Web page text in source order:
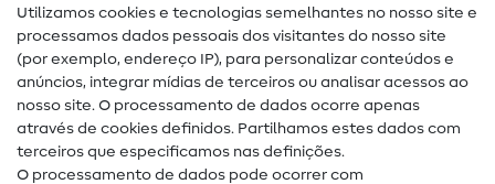
Guias de costura
Ajuda e contacto
Contacto
Utilizamos cookies e tecnologias semelhantes no nosso site e
processamos dados pessoais dos visitantes do nosso site
(por exemplo, endereço IP), para personalizar conteúdos e
anúncios, integrar mídias de terceiros ou analisar acessos ao
nosso site. O processamento de dados ocorre apenas
através de cookies definidos. Partilhamos estes dados com
terceiros que especificamos nas definições.
O processamento de dados pode ocorrer com